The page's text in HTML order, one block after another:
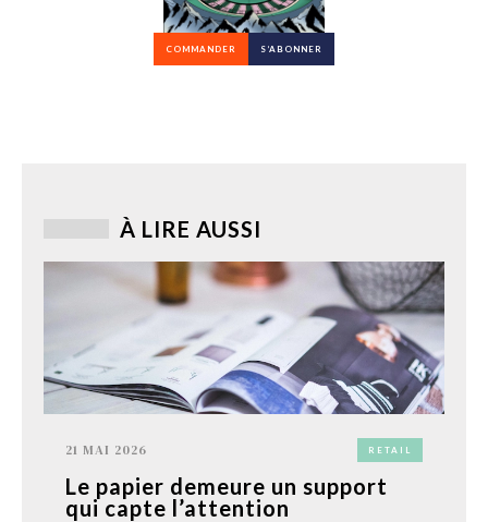
COMMANDER S’ABONNER
À LIRE AUSSI
21 MAI 2026 RETAIL
Le papier demeure un support
qui capte l’attention